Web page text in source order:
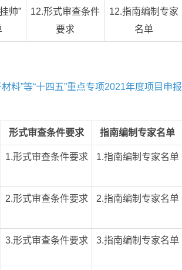
帅”
12.形式审查条件
要求
12.指南编制专家
名单
料”等“十四五”重点专项2021年度项目申报
形式审查条件要求 指南编制专家名单
1.形式审查条件要求 1.指南编制专家名单
2.形式审查条件要求 2.指南编制专家名单
3.形式审查条件要求 3.指南编制专家名单